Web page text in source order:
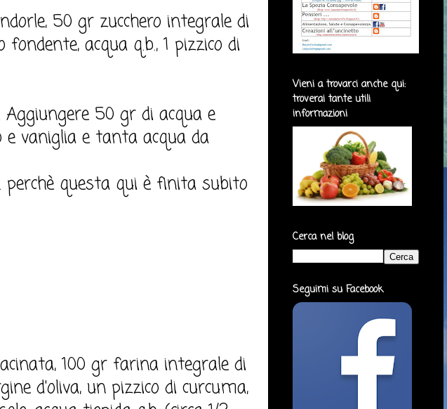
50 gr zucchero integrale di
acqua q.b., 1 pizzico di
50 gr di acqua e
e vaniglia e tanta acqua da
perchè questa qui è finita subito
100 gr farina integrale di
d'oliva, un pizzico di curcuma,
Vieni a trovarci anche qui:
troverai tante utili
informazioni
Cerca nel blog
Seguimi su Facebook